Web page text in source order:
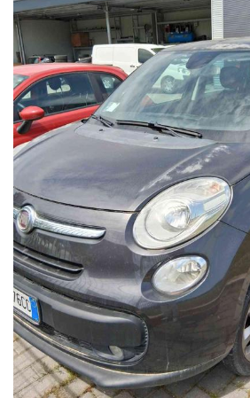
ulteriori foto e in altà qualità.
Ci puoi trovare a Sant'Angelo in Vado
Voc. Calvernazzo n° 3 lungo la SS 73 bis
servizio Beyfin.
siamo facilmente raggiungibili in pullman
o dalla stazione di Arezzo per il versante
I dettagli dell'auto inseriti nell'annuncio
differire da quelli realmente presenti
dell'acquisto, vi invitiamo a verificare sia
stessi che la disponibilità del veicolo.
Buon acquisto!